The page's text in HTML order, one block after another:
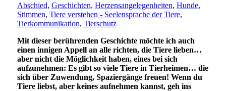
Abschied, Geschichten, Herzensangelegenheiten, Hunde,
Stimmen, Tiere verstehen - Seelensprache der Tiere,
Tierkommunikation, Tierschutz
Mit dieser berührenden Geschichte möchte ich auch
einen innigen Appell an alle richten, die Tiere lieben…
aber nicht die Möglichkeit haben, eines bei sich
aufzunehmen: Es gibt so viele Tiere in Tierheimen… die
sich über Zuwendung, Spaziergänge freuen! Wenn du
Tiere liebst, aber keines aufnehmen kannst, geh ins